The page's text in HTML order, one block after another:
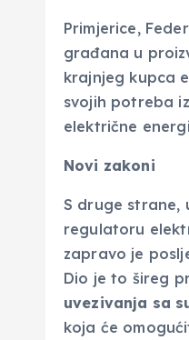
Primjerice,
građana u
krajnjeg kupca
svojih potreba
električne
Novi zakoni
S druge strane,
regulatoru
zapravo je
Dio je to šireg
uvezivanja sa
koja će